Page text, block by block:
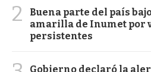
2
Buena parte del país
amarilla de Inumet por
persistentes
Gobierno declaró la